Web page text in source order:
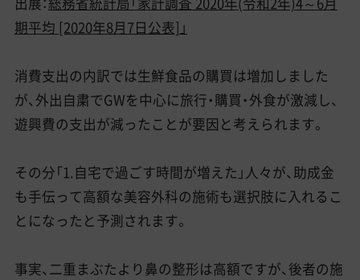
期平均 [2020年8月7日公表]」
消費支出の内訳では生鮮食品の購買は増加しました
が、外出自粛でGWを中心に旅行・購買・外食が激減し、
遊興費の支出が減ったことが要因と考えられます。
その分「1.自宅で過ごす時間が増えた」人々が、助成金
も手伝って高額な美容外科の施術も選択肢に入れるこ
とになったと予測されます。
事実、二重まぶたより鼻の整形は高額ですが、後者の施